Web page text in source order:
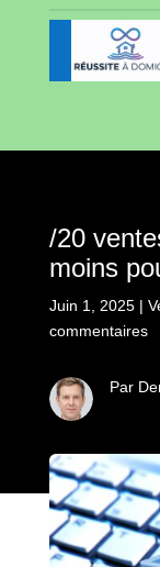
/20
moins
Juin 1, 2025|
commentaires
Par